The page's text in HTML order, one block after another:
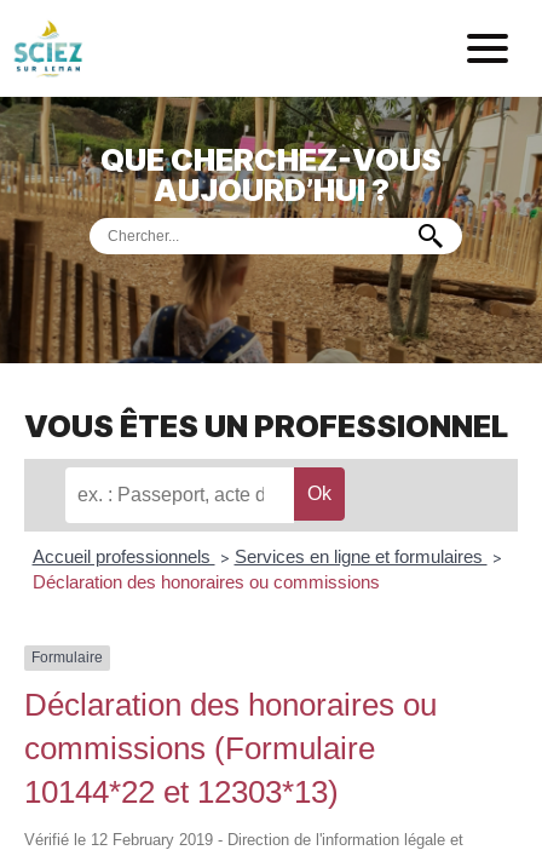
Mairie de
ACCUEIL
VOTREMAIRIE
VIE PRATIQUE
DÉMARCHES &SERVICES
PORTDE PLAISANCE
MUSÉEDE PRÉHISTOIRE
QUE CHERCHEZ-VOUS
AUJOURD’HUI ?
VOUS ÊTES UN PROFESSIONNEL
Accueil professionnels > Services en ligne et formulaires >
Déclaration des honoraires ou commissions
Formulaire
Déclaration des honoraires ou
commissions (Formulaire
10144*22 et 12303*13)
Vérifié le 12 February 2019 - Direction de l'information légale et